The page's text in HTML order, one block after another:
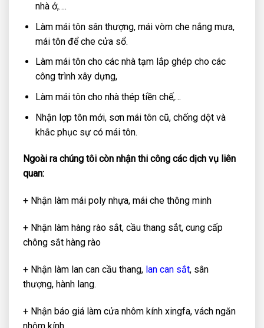
nhà ở,….
Làm mái tôn sân thượng, mái vòm che nắng mưa,
mái tôn để che cửa sổ.
Làm mái tôn cho các nhà tạm lắp ghép cho các
công trình xây dựng,
Làm mái tôn cho nhà thép tiền chế,…
Nhận lợp tôn mới, sơn mái tôn cũ, chống dột và
khắc phục sự có mái tôn.
Ngoài ra chúng tôi còn nhận thi công các dịch vụ liên
quan:
+ Nhận làm mái poly nhựa, mái che thông minh
+ Nhận làm hàng rào sắt, cầu thang sắt, cung cấp
chông sắt hàng rào
+ Nhận làm lan can cầu thang, lan can sắt, sân
thượng, hành lang.
+ Nhận báo giá làm cửa nhôm kính xingfa, vách ngăn
nhôm kính.